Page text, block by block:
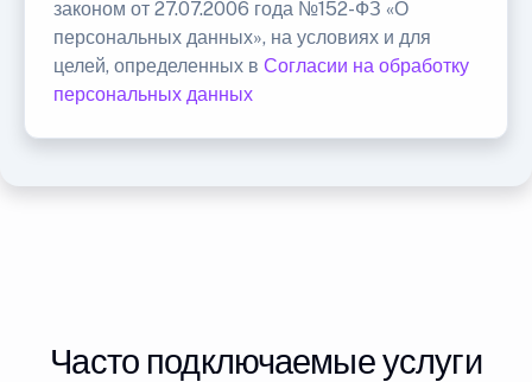
законом от 27.07.2006 года №152-ФЗ «О
персональных данных», на условиях и для
целей, определенных в Согласии на обработку
персональных данных
Часто подключаемые услуги